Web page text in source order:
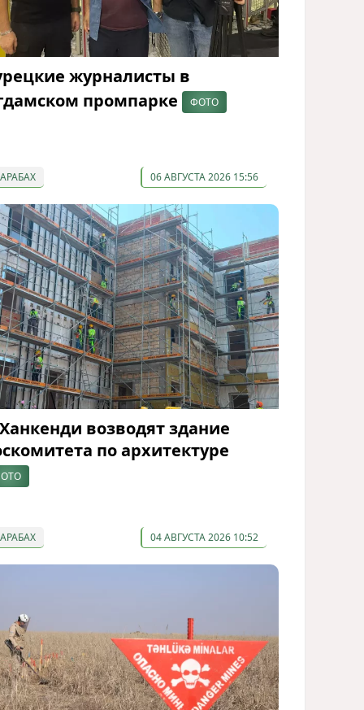
журналисты в
промпарке
ФОТО
06 АВГУСТА 2026 15:56
возводят здание
по архитектуре
04 АВГУСТА 2026 10:52